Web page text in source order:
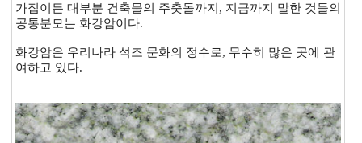
가집이든 대부분 건축물의 주춧돌까지, 지금까지 말한 것들의
공통분모는 화강암이다.
화강암은 우리나라 석조 문화의 정수로, 무수히 많은 곳에 관
여하고 있다.